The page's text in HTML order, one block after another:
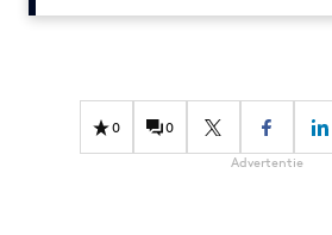
Effectiviteit
Gedragsverandering
0 0
Advertentie